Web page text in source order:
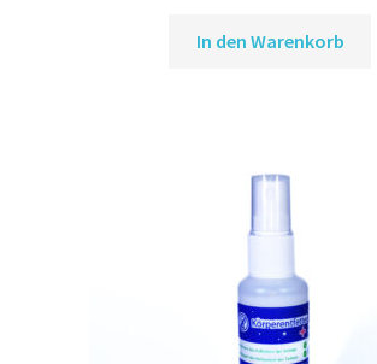
In den Warenkorb